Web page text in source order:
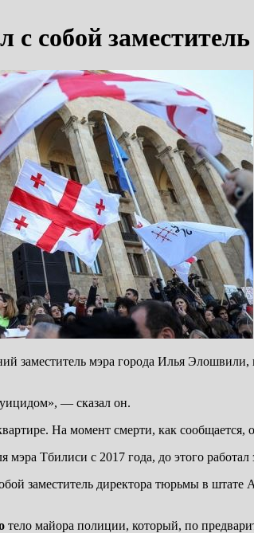
собой
заместитель мэра города Илья
— сказал он.
На момент смерти, как сообщается,
Тбилиси с 2017 года, до этого
заместитель директора тюрьмы в
тело майора полиции, который, по